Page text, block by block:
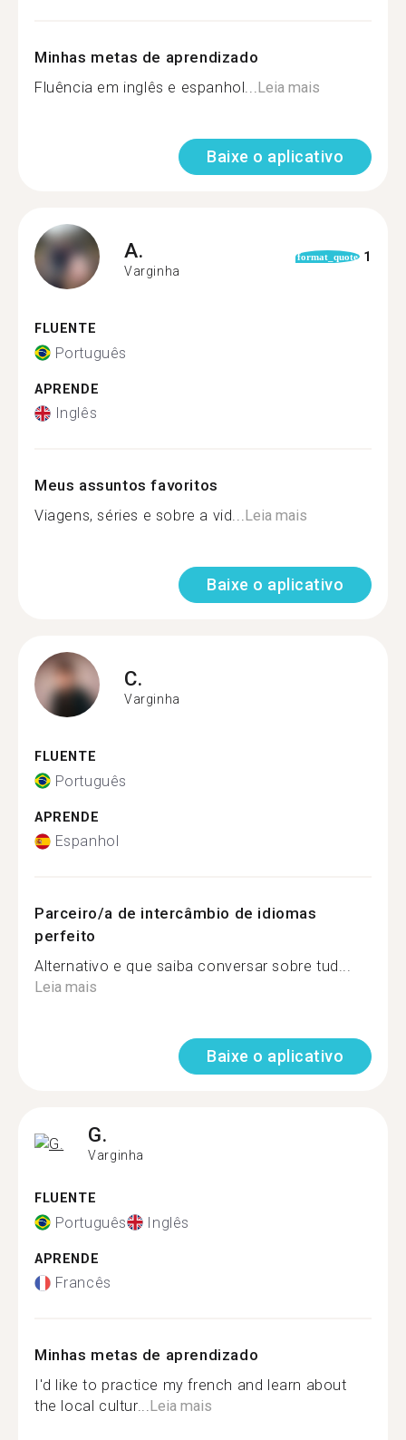
Minhas metas de aprendizado
Fluência em inglês e espanhol...Leia mais
Baixe o aplicativo
A.
Varginha
format_quote 1
FLUENTE
Português
APRENDE
Inglês
Meus assuntos favoritos
Viagens, séries e sobre a vid...Leia mais
Baixe o aplicativo
C.
Varginha
FLUENTE
Português
APRENDE
Espanhol
Parceiro/a de intercâmbio de idiomas
perfeito
Alternativo e que saiba conversar sobre tud...
Leia mais
Baixe o aplicativo
G.
Varginha
FLUENTE
Português Inglês
APRENDE
Francês
Minhas metas de aprendizado
I'd like to practice my french and learn about
the local cultur...Leia mais